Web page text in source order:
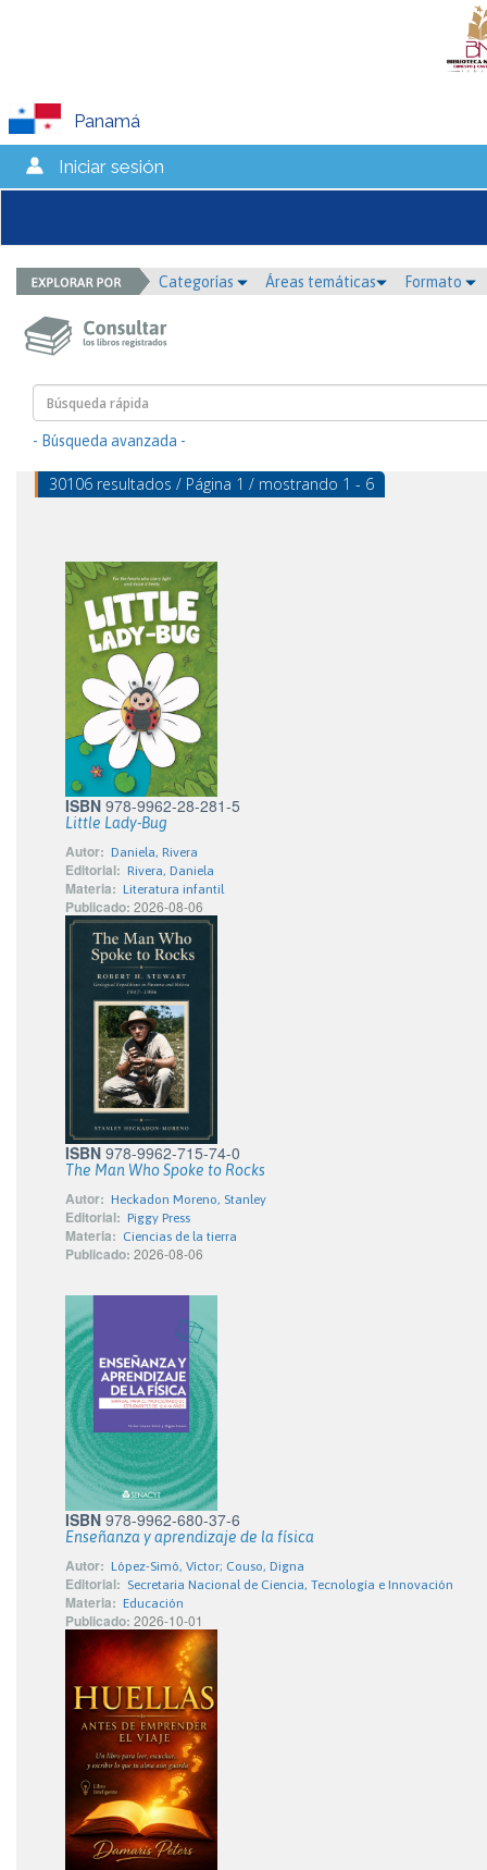
Panamá
Iniciar sesión
Categorías Áreas temáticas Formato
- Búsqueda avanzada -
30106 resultados / Página 1 / mostrando 1 - 6
ISBN 978-9962-28-281-5
Little Lady-Bug
Autor: Daniela, Rivera
Editorial: Rivera, Daniela
Materia: Literatura infantil
Publicado: 2026-08-06
ISBN 978-9962-715-74-0
The Man Who Spoke to Rocks
Autor: Heckadon Moreno, Stanley
Editorial: Piggy Press
Materia: Ciencias de la tierra
Publicado: 2026-08-06
ISBN 978-9962-680-37-6
Enseñanza y aprendizaje de la física
Autor: López-Simó, Víctor; Couso, Digna
Editorial: Secretaria Nacional de Ciencia, Tecnología e Innovación
Materia: Educación
Publicado: 2026-10-01